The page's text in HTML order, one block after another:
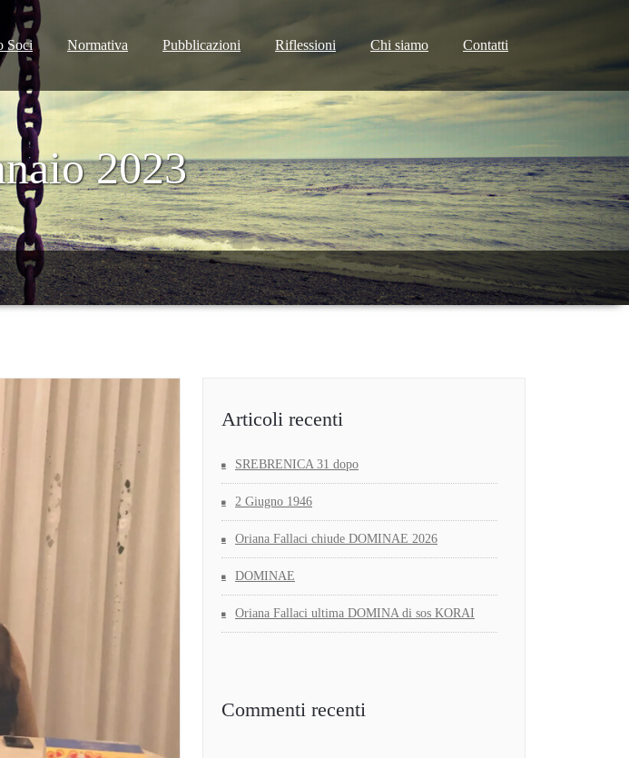
Soci Normativa Pubblicazioni Riflessioni Chi siamo Contatti
2023
Articoli recenti
SREBRENICA 31 dopo
2 Giugno 1946
Oriana Fallaci chiude DOMINAE 2026
DOMINAE
Oriana Fallaci ultima DOMINA di sos KORAI
Commenti recenti